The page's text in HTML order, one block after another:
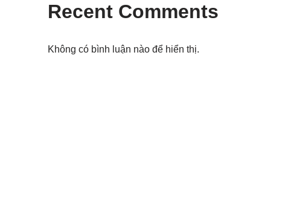
Recent Comments
Không có bình luận nào để hiển thị.